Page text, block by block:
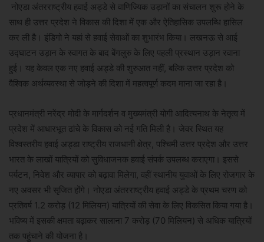
नोएडा अंतरराष्ट्रीय हवाई अड्डे से वाणिज्यिक उड़ानों का संचालन शुरू होने के
साथ ही उत्तर प्रदेश ने विकास की दिशा में एक और ऐतिहासिक उपलब्धि हासिल
कर ली है। इंडिगो ने यहां से हवाई सेवाओं का शुभारंभ किया। लखनऊ से आई
उद्घाटन उड़ान के स्वागत के बाद बेंगलुरु के लिए पहली प्रस्थान उड़ान रवाना
हुई। यह केवल एक नए हवाई अड्डे की शुरुआत नहीं, बल्कि उत्तर प्रदेश को
वैश्विक अर्थव्यवस्था से जोड़ने की दिशा में महत्वपूर्ण कदम माना जा रहा है।
प्रधानमंत्री नरेंद्र मोदी के मार्गदर्शन व मुख्यमंत्री योगी आदित्यनाथ के नेतृत्व में
प्रदेश में आधारभूत ढांचे के विकास को नई गति मिली है। जेवर स्थित यह
विश्वस्तरीय हवाई अड्डा राष्ट्रीय राजधानी क्षेत्र, पश्चिमी उत्तर प्रदेश और उत्तर
भारत के लाखों यात्रियों को सुविधाजनक हवाई संपर्क उपलब्ध कराएगा। इससे
पर्यटन, निवेश और व्यापार को बढ़ावा मिलेगा, वहीं स्थानीय युवाओं के लिए रोजगार के
नए अवसर भी सृजित होंगे। नोएडा अंतरराष्ट्रीय हवाई अड्डे के प्रथम चरण को
प्रतिवर्ष 1.2 करोड़ (12 मिलियन) यात्रियों की सेवा के लिए विकसित किया गया है।
भविष्य में इसकी क्षमता बढ़ाकर सालाना 7 करोड़ (70 मिलियन) से अधिक यात्रियों
तक पहुंचाने की योजना है।